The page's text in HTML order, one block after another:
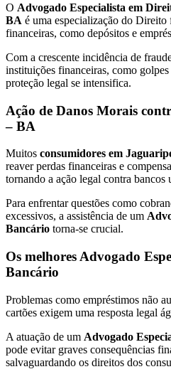
O Advogado Especialista em
BA é uma especialização do Direito
financeiras, como depósitos e
Com a crescente incidência de
instituições financeiras, como
proteção legal se intensifica.
Ação de Danos Morais
– BA
Muitos consumidores em
reaver perdas financeiras e
tornando a ação legal contra bancos
Para enfrentar questões como
excessivos, a assistência de um
Bancário torna-se crucial.
Os melhores Advogado
Bancário
Problemas como empréstimos não
cartões exigem uma resposta legal
A atuação de um Advogado
pode evitar graves consequências
salvaguardando os direitos dos